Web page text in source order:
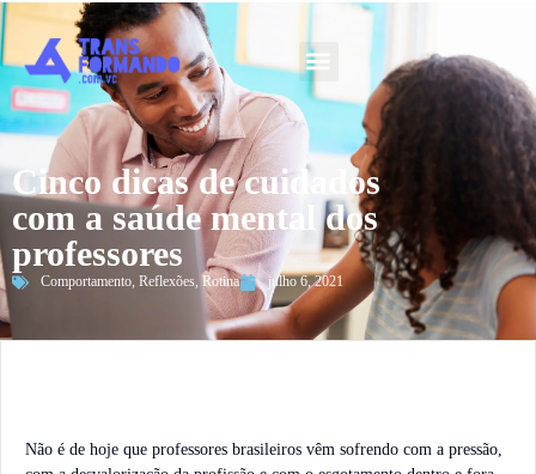
Cinco dicas de cuidados
com a saúde mental dos
professores
Comportamento, Reflexões, Rotina julho 6, 2021
Não é de hoje que professores brasileiros vêm sofrendo com a pressão,